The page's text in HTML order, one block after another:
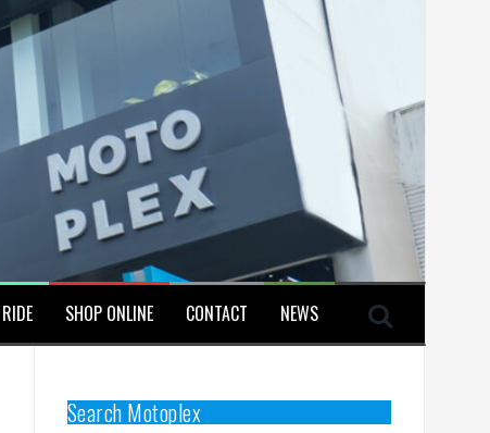
SHOP ONLINE CONTACT NEWS
Search Motoplex